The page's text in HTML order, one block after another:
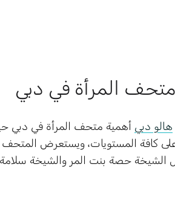
المرأة في دبي
هالو دبي أهمية متحف المرأة في دبي
على كافة المستويات، ويستعرض
الشيخة حصة بنت المر والشيخة